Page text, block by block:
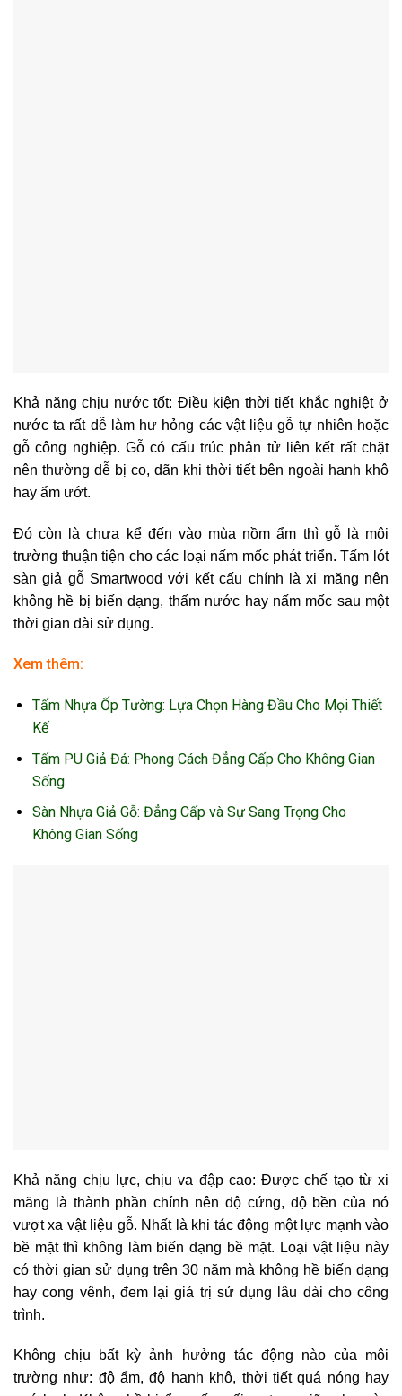
Khả năng chịu nước tốt: Điều kiện thời tiết khắc nghiệt ở
nước ta rất dễ làm hư hỏng các vật liệu gỗ tự nhiên hoặc
gỗ công nghiệp. Gỗ có cấu trúc phân tử liên kết rất chặt
nên thường dễ bị co, dãn khi thời tiết bên ngoài hanh khô
hay ẩm ướt.
Đó còn là chưa kể đến vào mùa nồm ẩm thì gỗ là môi
trường thuận tiện cho các loại nấm mốc phát triển. Tấm lót
sàn giả gỗ Smartwood với kết cấu chính là xi măng nên
không hề bị biến dạng, thấm nước hay nấm mốc sau một
thời gian dài sử dụng.
Xem thêm:
Tấm Nhựa Ốp Tường: Lựa Chọn Hàng Đầu Cho Mọi Thiết
Kế
Tấm PU Giả Đá: Phong Cách Đẳng Cấp Cho Không Gian
Sống
Sàn Nhựa Giả Gỗ: Đẳng Cấp và Sự Sang Trọng Cho
Không Gian Sống
Khả năng chịu lực, chịu va đập cao: Được chế tạo từ xi
măng là thành phần chính nên độ cứng, độ bền của nó
vượt xa vật liệu gỗ. Nhất là khi tác động một lực mạnh vào
bề mặt thì không làm biến dạng bề mặt. Loại vật liệu này
có thời gian sử dụng trên 30 năm mà không hề biến dạng
hay cong vênh, đem lại giá trị sử dụng lâu dài cho công
trình.
Không chịu bất kỳ ảnh hưởng tác động nào của môi
trường như: độ ẩm, độ hanh khô, thời tiết quá nóng hay